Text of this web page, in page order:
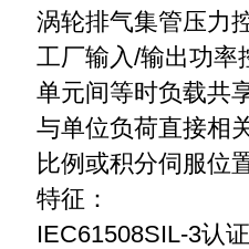
涡轮排气集管压力
工厂输入/输出功率
单元间等时负载共
与单位负荷直接相
比例或积分伺服位
特征：
IEC61508SIL-3认